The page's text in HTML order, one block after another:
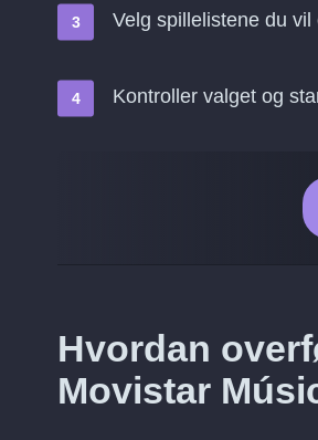
Velg spillelistene du
Kontroller valget og
Hvordan
Movistar